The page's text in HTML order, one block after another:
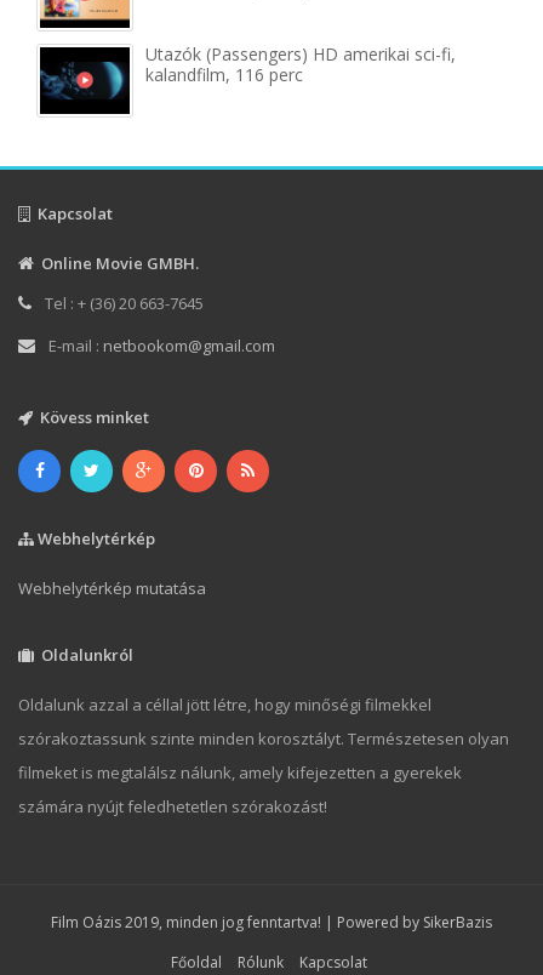
Utazók (Passengers) HD amerikai sci-fi,
kalandfilm, 116 perc
Kapcsolat
Online Movie GMBH.
Tel : + (36) 20 663-7645
E-mail : netbookom@gmail.com
Kövess minket
Webhelytérkép
Webhelytérkép mutatása
Oldalunkról
Oldalunk azzal a céllal jött létre, hogy minőségi filmekkel
szórakoztassunk szinte minden korosztályt. Természetesen olyan
filmeket is megtalálsz nálunk, amely kifejezetten a gyerekek
számára nyújt feledhetetlen szórakozást!
Film Oázis 2019, minden jog fenntartva! | Powered by SikerBazis
Főoldal
Rólunk Kapcsolat